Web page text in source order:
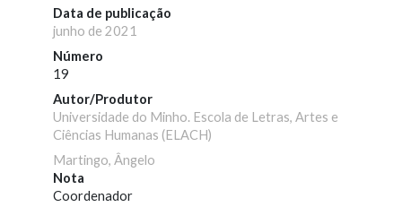
Data de publicação
junho de 2021
Número
19
Autor/Produtor
Universidade do Minho. Escola de Letras, Artes e
Ciências Humanas (ELACH)
Martingo, Ângelo
Nota
Coordenador